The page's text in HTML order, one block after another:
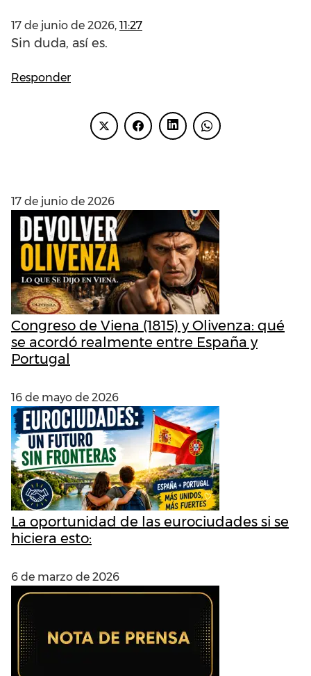
17 de junio de 2026, 11:27
Sin duda, así es.
Responder
17 de junio de 2026
Congreso de Viena (1815) y Olivenza: qué
se acordó realmente entre España y
Portugal
16 de mayo de 2026
La oportunidad de las eurociudades si se
hiciera esto:
6 de marzo de 2026